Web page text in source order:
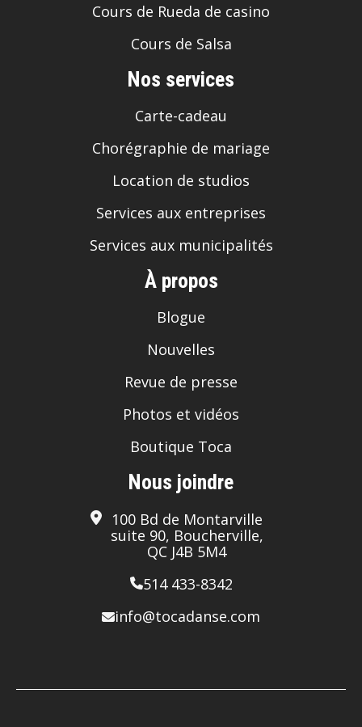
Cours de Rueda de casino
Cours de Salsa
Nos services
Carte-cadeau
Chorégraphie de mariage
Location de studios
Services aux entreprises
Services aux municipalités
À propos
Blogue
Nouvelles
Revue de presse
Photos et vidéos
Boutique Toca
Nous joindre
100 Bd de Montarville
suite 90, Boucherville,
QC J4B 5M4
514 433-8342
info@tocadanse.com